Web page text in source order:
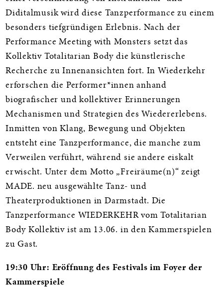
Diditalmusik wird diese Tanzperformance zu einem
besonders tiefgründigen Erlebnis. Nach der
Performance Meeting with Monsters setzt das
Kollektiv Totalitarian Body die künstlerische
Recherche zu Innenansichten fort. In Wiederkehr
erforschen die Performer*innen anhand
biografischer und kollektiver Erinnerungen
Mechanismen und Strategien des Wiedererlebens.
Inmitten von Klang, Bewegung und Objekten
entsteht eine Tanzperformance, die manche zum
Verweilen verführt, während sie andere eiskalt
erwischt. Unter dem Motto „Freiräume(n)“ zeigt
MADE. neu ausgewählte Tanz- und
Theaterproduktionen in Darmstadt. Die
Tanzperformance WIEDERKEHR vom Totalitarian
Body Kollektiv ist am 13.06. in den Kammerspielen
zu Gast.
19:30 Uhr: Eröffnung des Festivals im Foyer der
Kammerspiele